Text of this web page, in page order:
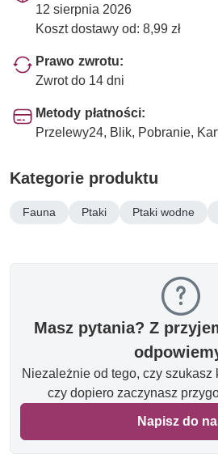
12 sierpnia 2026
Koszt dostawy od: 8,99 zł
Prawo zwrotu:
Zwrot do 14 dni
Metody płatności:
Przelewy24, Blik, Pobranie,
Kategorie produktu
Fauna Ptaki Ptaki wodne
Masz pytania? Z
Niezależnie od tego, czy szukasz
czy dopiero zaczynasz
Napisz do